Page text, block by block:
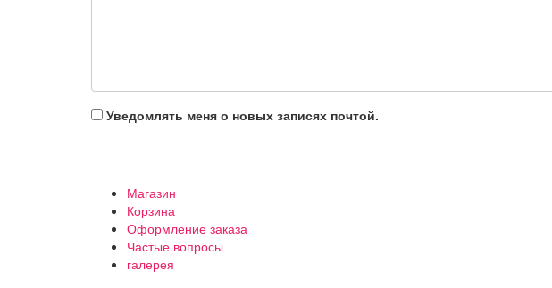
Уведомлять меня о новых записях почтой.
Магазин
Корзина
Оформление заказа
Частые вопросы
галерея